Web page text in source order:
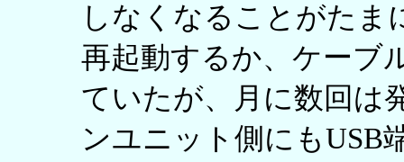
しなくなることがたま
再起動するか、ケーブ
ていたが、月に数回は
ンユニット側にもUSB